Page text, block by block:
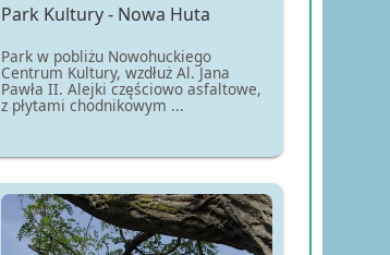
Park Kultury - Nowa Huta
Park w pobliżu Nowohuckiego
Centrum Kultury, wzdłuż Al. Jana
Pawła II. Alejki częściowo asfaltowe,
z płytami chodnikowym ...